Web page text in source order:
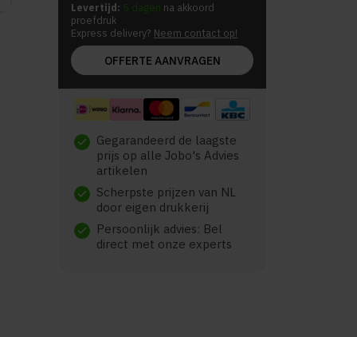
Levertijd: 5 dagen na akkoord
proefdruk
Express delivery? Neem contact op!
OFFERTE AANVRAGEN
check Gegarandeerd de laagste
prijs op alle Jobo's Advies
artikelen
check Scherpste prijzen van NL
door eigen drukkerij
check
Persoonlijk advies: Bel
direct met onze experts